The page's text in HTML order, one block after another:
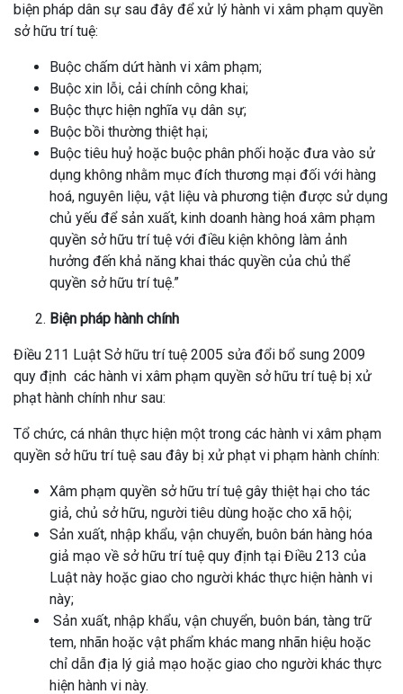
biện pháp dân sự sau đây để xử lý hành vi xâm phạm quyền
sở hữu trí tuệ:
Buộc chấm dứt hành vi xâm phạm;
Buộc xin lỗi, cải chính công khai;
Buộc thực hiện nghĩa vụ dân sự;
Buộc bồi thường thiệt hại;
Buộc tiêu huỷ hoặc buộc phân phối hoặc đưa vào sử
dụng không nhằm mục đích thương mại đối với hàng
hoá, nguyên liệu, vật liệu và phương tiện được sử dụng
chủ yếu để sản xuất, kinh doanh hàng hoá xâm phạm
quyền sở hữu trí tuệ với điều kiện không làm ảnh
hưởng đến khả năng khai thác quyền của chủ thể
quyền sở hữu trí tuệ.”
Biện pháp hành chính
Điều 211 Luật Sở hữu trí tuệ 2005 sửa đổi bổ sung 2009
quy định các hành vi xâm phạm quyền sở hữu trí tuệ bị xử
phạt hành chính như sau:
Tổ chức, cá nhân thực hiện một trong các hành vi xâm phạm
quyền sở hữu trí tuệ sau đây bị xử phạt vi phạm hành chính:
Xâm phạm quyền sở hữu trí tuệ gây thiệt hại cho tác
giả, chủ sở hữu, người tiêu dùng hoặc cho xã hội;
Sản xuất, nhập khẩu, vận chuyển, buôn bán hàng hóa
giả mạo về sở hữu trí tuệ quy định tại Điều 213 của
Luật này hoặc giao cho người khác thực hiện hành vi
này;
Sản xuất, nhập khẩu, vận chuyển, buôn bán, tàng trữ
tem, nhãn hoặc vật phẩm khác mang nhãn hiệu hoặc
chỉ dẫn địa lý giả mạo hoặc giao cho người khác thực
hiện hành vi này.